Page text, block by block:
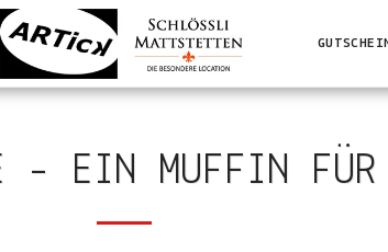
- EIN MUFFIN FÜR